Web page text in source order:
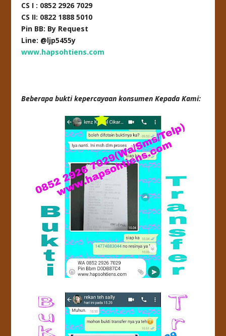
CS I : 0852 2926 7029
CS II: 0822 1888 5010
Pin BB: By Request
Line: @ljp5455y
www.hapsohtiens.com
Beberapa bukti kepercayaan konsumen Kepada Kami: